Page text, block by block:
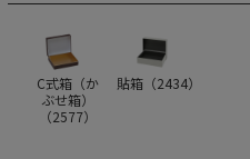
C式箱（か
ぶせ箱）
（2577）
貼箱（2434）